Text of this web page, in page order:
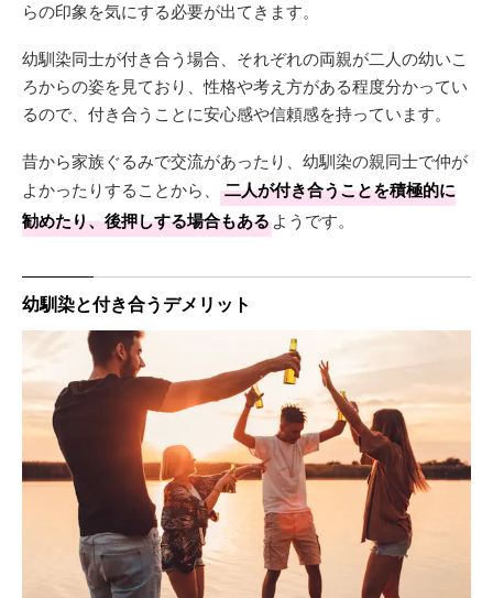
らの印象を気にする必要が出てきます。
幼馴染同士が付き合う場合、それぞれの両親が二人の幼いこ
ろからの姿を見ており、性格や考え方がある程度分かってい
るので、付き合うことに安心感や信頼感を持っています。
昔から家族ぐるみで交流があったり、幼馴染の親同士で仲が
よかったりすることから、
二人が付き合うことを積極的に
勧めたり、後押しする場合もあるようです。
幼馴染と付き合うデメリット